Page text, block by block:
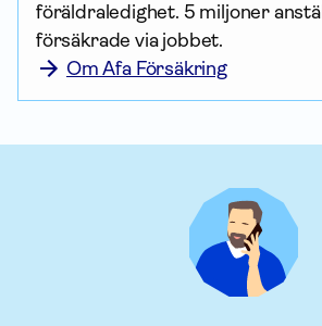
föräldraledighet. 5 miljoner
försäkrade via jobbet.
Om Afa Försäkring